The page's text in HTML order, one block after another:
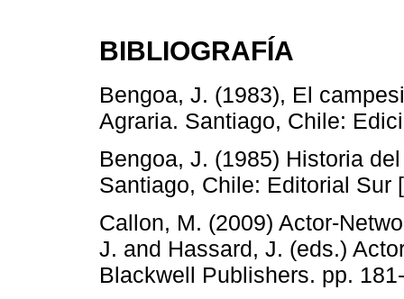
BIBLIOGRAFÍA
Bengoa, J. (1983), El
Agraria. Santiago, Chile:
Bengoa, J. (1985) Historia
Santiago, Chile: Editorial Sur
Callon, M. (2009) Actor-
J. and Hassard, J. (eds.)
Blackwell Publishers. pp.